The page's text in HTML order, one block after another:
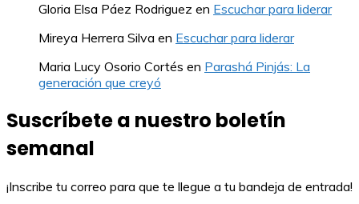
Gloria Elsa Páez Rodriguez en Escuchar para liderar
Mireya Herrera Silva en Escuchar para liderar
Maria Lucy Osorio Cortés en Parashá Pinjás: La
generación que creyó
Suscríbete a nuestro boletín
semanal
¡Inscribe tu correo para que te llegue a tu bandeja de entrada!